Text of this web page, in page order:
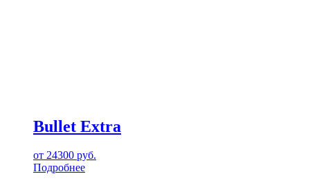
Bullet Extra
от 24300 руб.
Подробнее